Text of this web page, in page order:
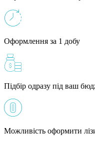
Оформлення за 1 добу
Підбір одразу під ваш
Можливість оформити